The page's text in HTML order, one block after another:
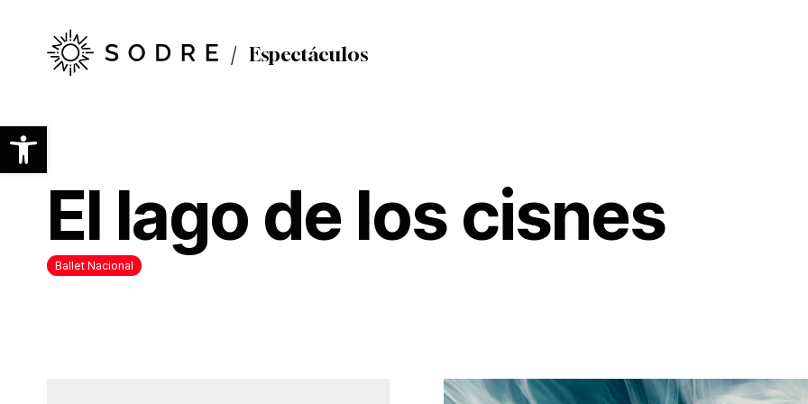
Abrir barra de herramientas
contenido
principal
Espectáculos
El lago de los cisnes
Ballet Nacional